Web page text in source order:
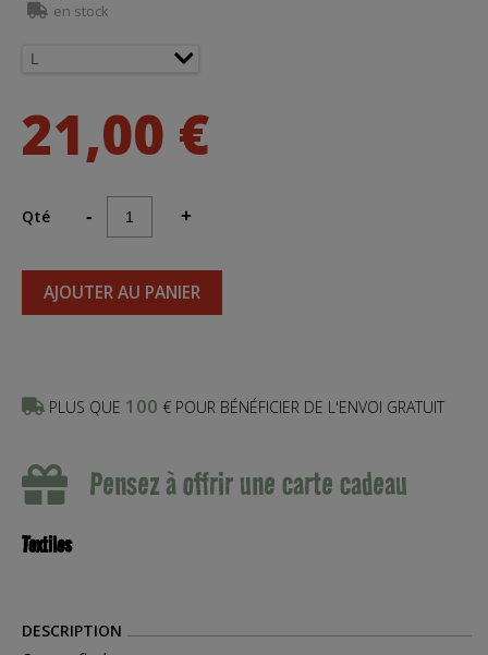
en stock
21,00 €
Qté - +
AJOUTER AU PANIER
PLUS QUE 100 € POUR BÉNÉFICIER DE L'ENVOI GRATUIT
Pensez à offrir une carte cadeau
Textiles
DESCRIPTION